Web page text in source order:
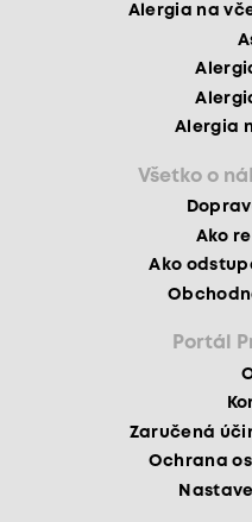
Alergia na
Alergia
Všetko o
Ako
Ako
Portál
Zaručená
Ochrana